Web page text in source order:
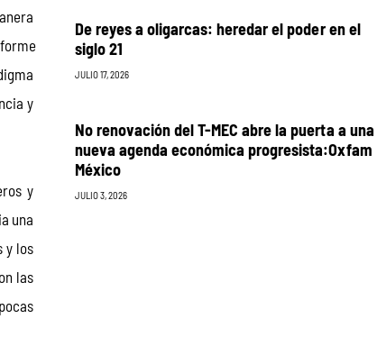
y
y
una
y los
las
De reyes a oligarcas: heredar el poder en el
siglo 21
JULIO 17, 2026
No renovación del T-MEC abre la puerta a una
nueva agenda económica progresista:Oxfam
México
JULIO 3, 2026